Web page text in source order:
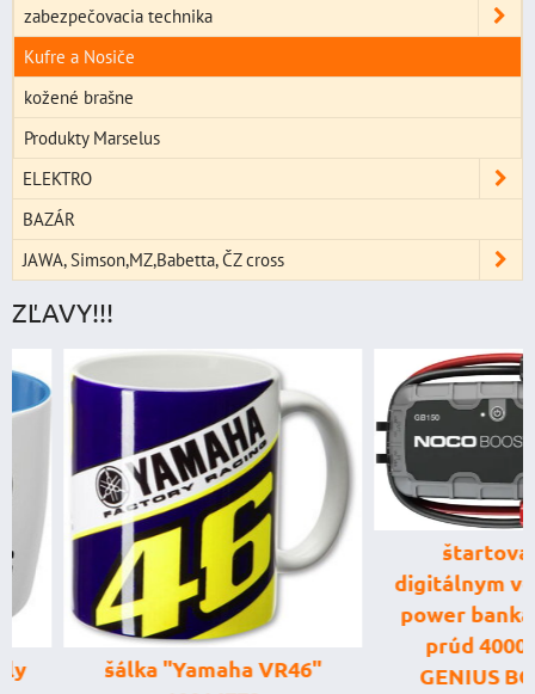
zabezpečovacia technika
Kufre a Nosiče
kožené brašne
Produkty Marselus
ELEKTRO
BAZÁR
JAWA, Simson,MZ,Babetta, ČZ cross
ZĽAVY!!!
šálka "Yamaha VR46"
štartovací
digitálnym
power banka,
prúd 4000 A,
GENIUS BOOST